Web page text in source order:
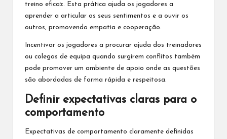
treino eficaz. Esta prática ajuda os jogadores a
aprender a articular os seus sentimentos e a ouvir os
outros, promovendo empatia e cooperação.
Incentivar os jogadores a procurar ajuda dos treinadores
ou colegas de equipa quando surgirem conflitos também
pode promover um ambiente de apoio onde as questões
são abordadas de forma rápida e respeitosa.
Definir expectativas claras para o
comportamento
Expectativas de comportamento claramente definidas